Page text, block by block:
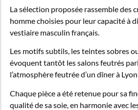
La sélection proposée rassemble des
homme choisies pour leur capacité à
vestiaire masculin français.
Les motifs subtils, les teintes sobres
évoquent tantôt les salons feutrés
l’atmosphère feutrée d’un dîner à
Chaque pièce a été retenue pour sa
qualité de sa soie, en harmonie avec